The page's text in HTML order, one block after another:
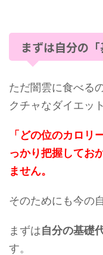
まずは自分の
ただ闇雲に食べる
クチャなダイエッ
「どの位のカロリ
っかり把握してお
ません。
そのためにも今の
まずは自分の基礎
す。